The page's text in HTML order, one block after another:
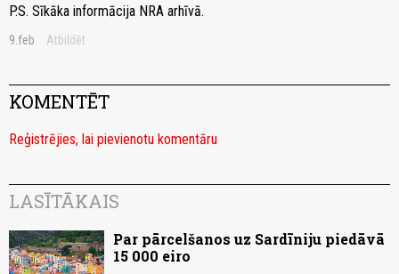
P.S. Sīkāka informācija NRA arhīvā.
9.feb Atbildēt
KOMENTĒT
Reģistrējies, lai pievienotu komentāru
LASĪTĀKAIS
Par pārcelšanos uz Sardīniju piedāvā
15 000 eiro